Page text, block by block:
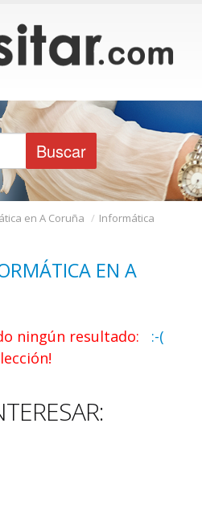
en A Coruña / Informática
EN A
ningún resultado: :-(